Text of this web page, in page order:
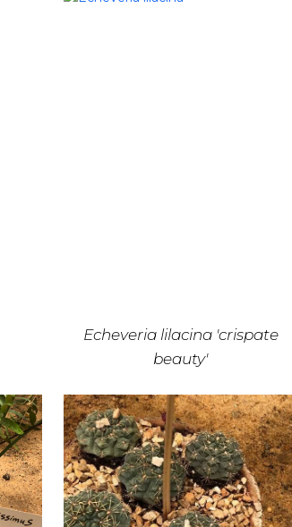
Echeveria lilacina 'crispate
beauty'